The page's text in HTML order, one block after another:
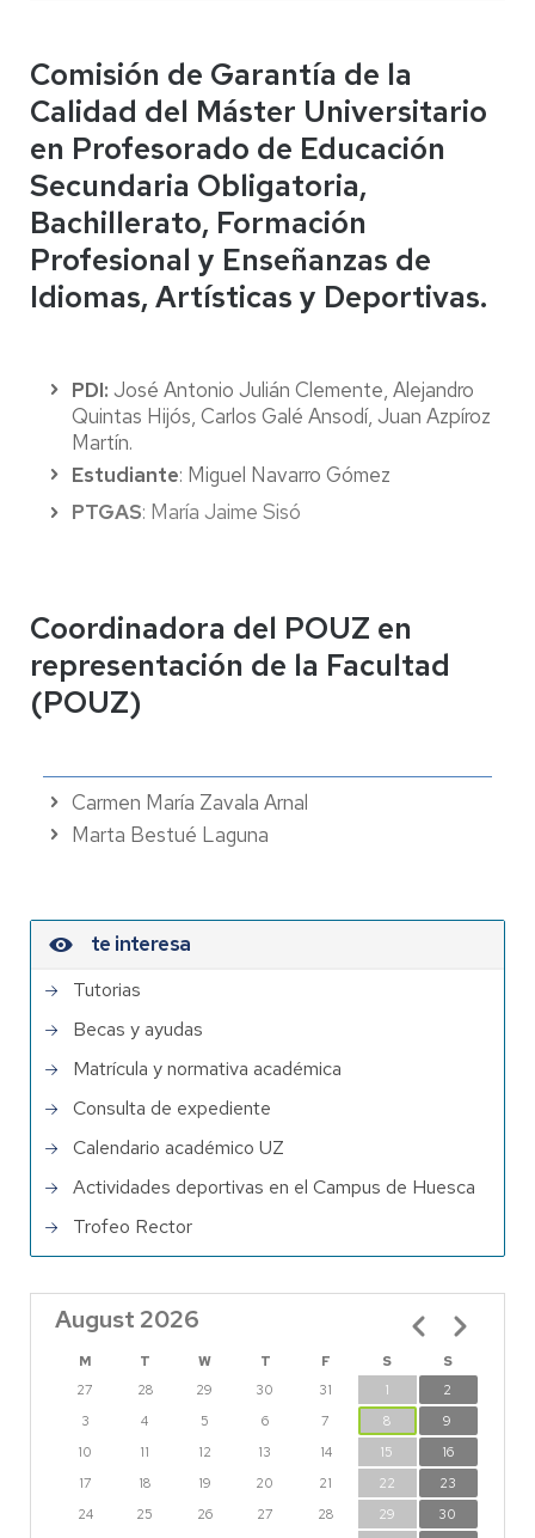
Comisión de Garantía de la
Calidad del Máster Universitario
en Profesorado de Educación
Secundaria Obligatoria,
Bachillerato, Formación
Profesional y Enseñanzas de
Idiomas, Artísticas y Deportivas.
PDI: José Antonio Julián Clemente, Alejandro
Quintas Hijós, Carlos Galé Ansodí, Juan Azpíroz
Martín.
Estudiante: Miguel Navarro Gómez
PTGAS: María Jaime Sisó
Coordinadora del POUZ en
representación de la Facultad
(POUZ)
Carmen María Zavala Arnal
Marta Bestué Laguna
te interesa
Tutorias
Becas y ayudas
Matrícula y normativa académica
Consulta de expediente
Calendario académico UZ
Actividades deportivas en el Campus de Huesca
Trofeo Rector
August 2026
M T W T F S
S
27
28 29 30 31 1
2
3
4 5 6 7 8
9
10
11 12 13 14 15
16
17
18 19 20 21 22
23
24
25 26 27 28 29
30
Pagination